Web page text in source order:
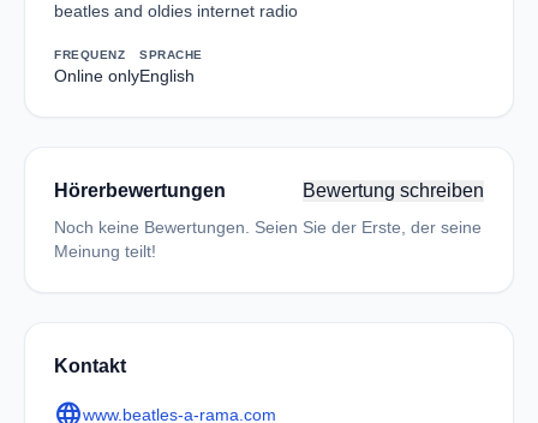
beatles and oldies internet radio
FREQUENZ
Online only
SPRACHE
English
Hörerbewertungen Bewertung schreiben
Noch keine Bewertungen. Seien Sie der Erste, der seine
Meinung teilt!
Kontakt
languagewww.beatles-a-rama.com